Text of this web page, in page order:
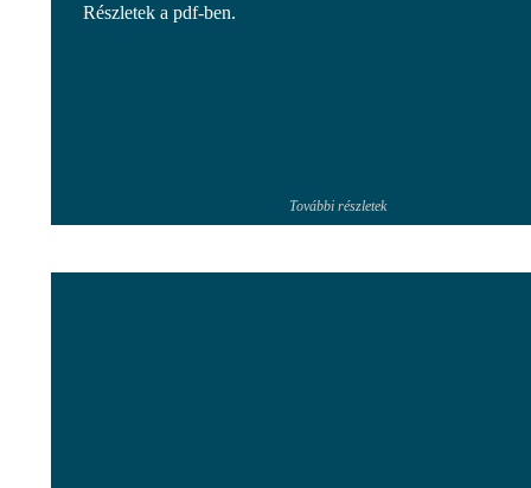
Részletek a pdf-ben.
További részletek